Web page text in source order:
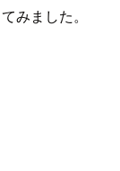
みました。